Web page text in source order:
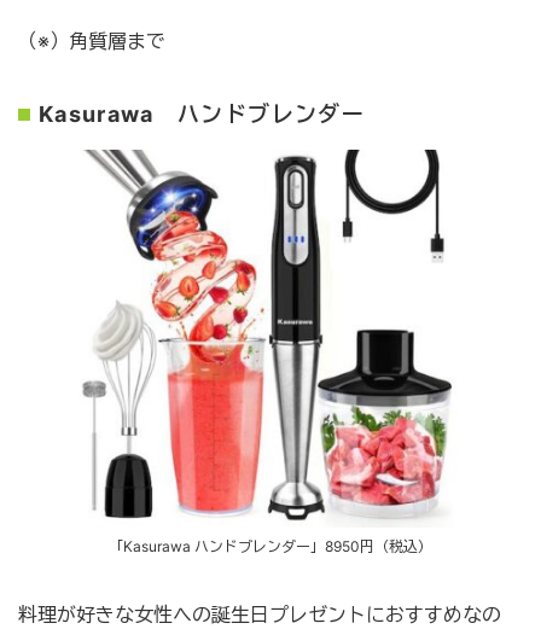
（※）角質層まで
Kasurawa ハンドブレンダー
「Kasurawa ハンドブレンダー」8950円（税込）
料理が好きな女性への誕生日プレゼントにおすすめなの